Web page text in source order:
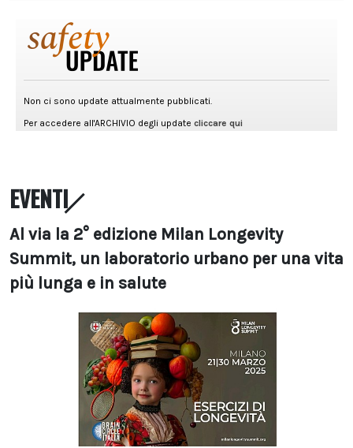
EVENTI
Al via la 2° edizione Milan Longevity
Summit, un laboratorio urbano per una vita
più lunga e in salute